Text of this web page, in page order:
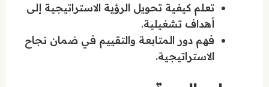
تعلم كيفية تحويل الرؤية الاستراتيجية إلى
أهداف تشغيلية.
فهم دور المتابعة والتقييم في ضمان نجاح
الاستراتيجية.